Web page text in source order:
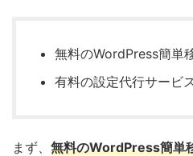
無料のWordPress簡単
有料の設定代行サービ
まず、 無料のWordPress簡単